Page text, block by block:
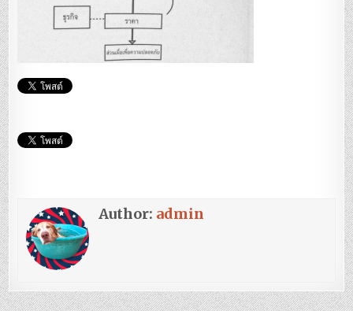
Author: admin